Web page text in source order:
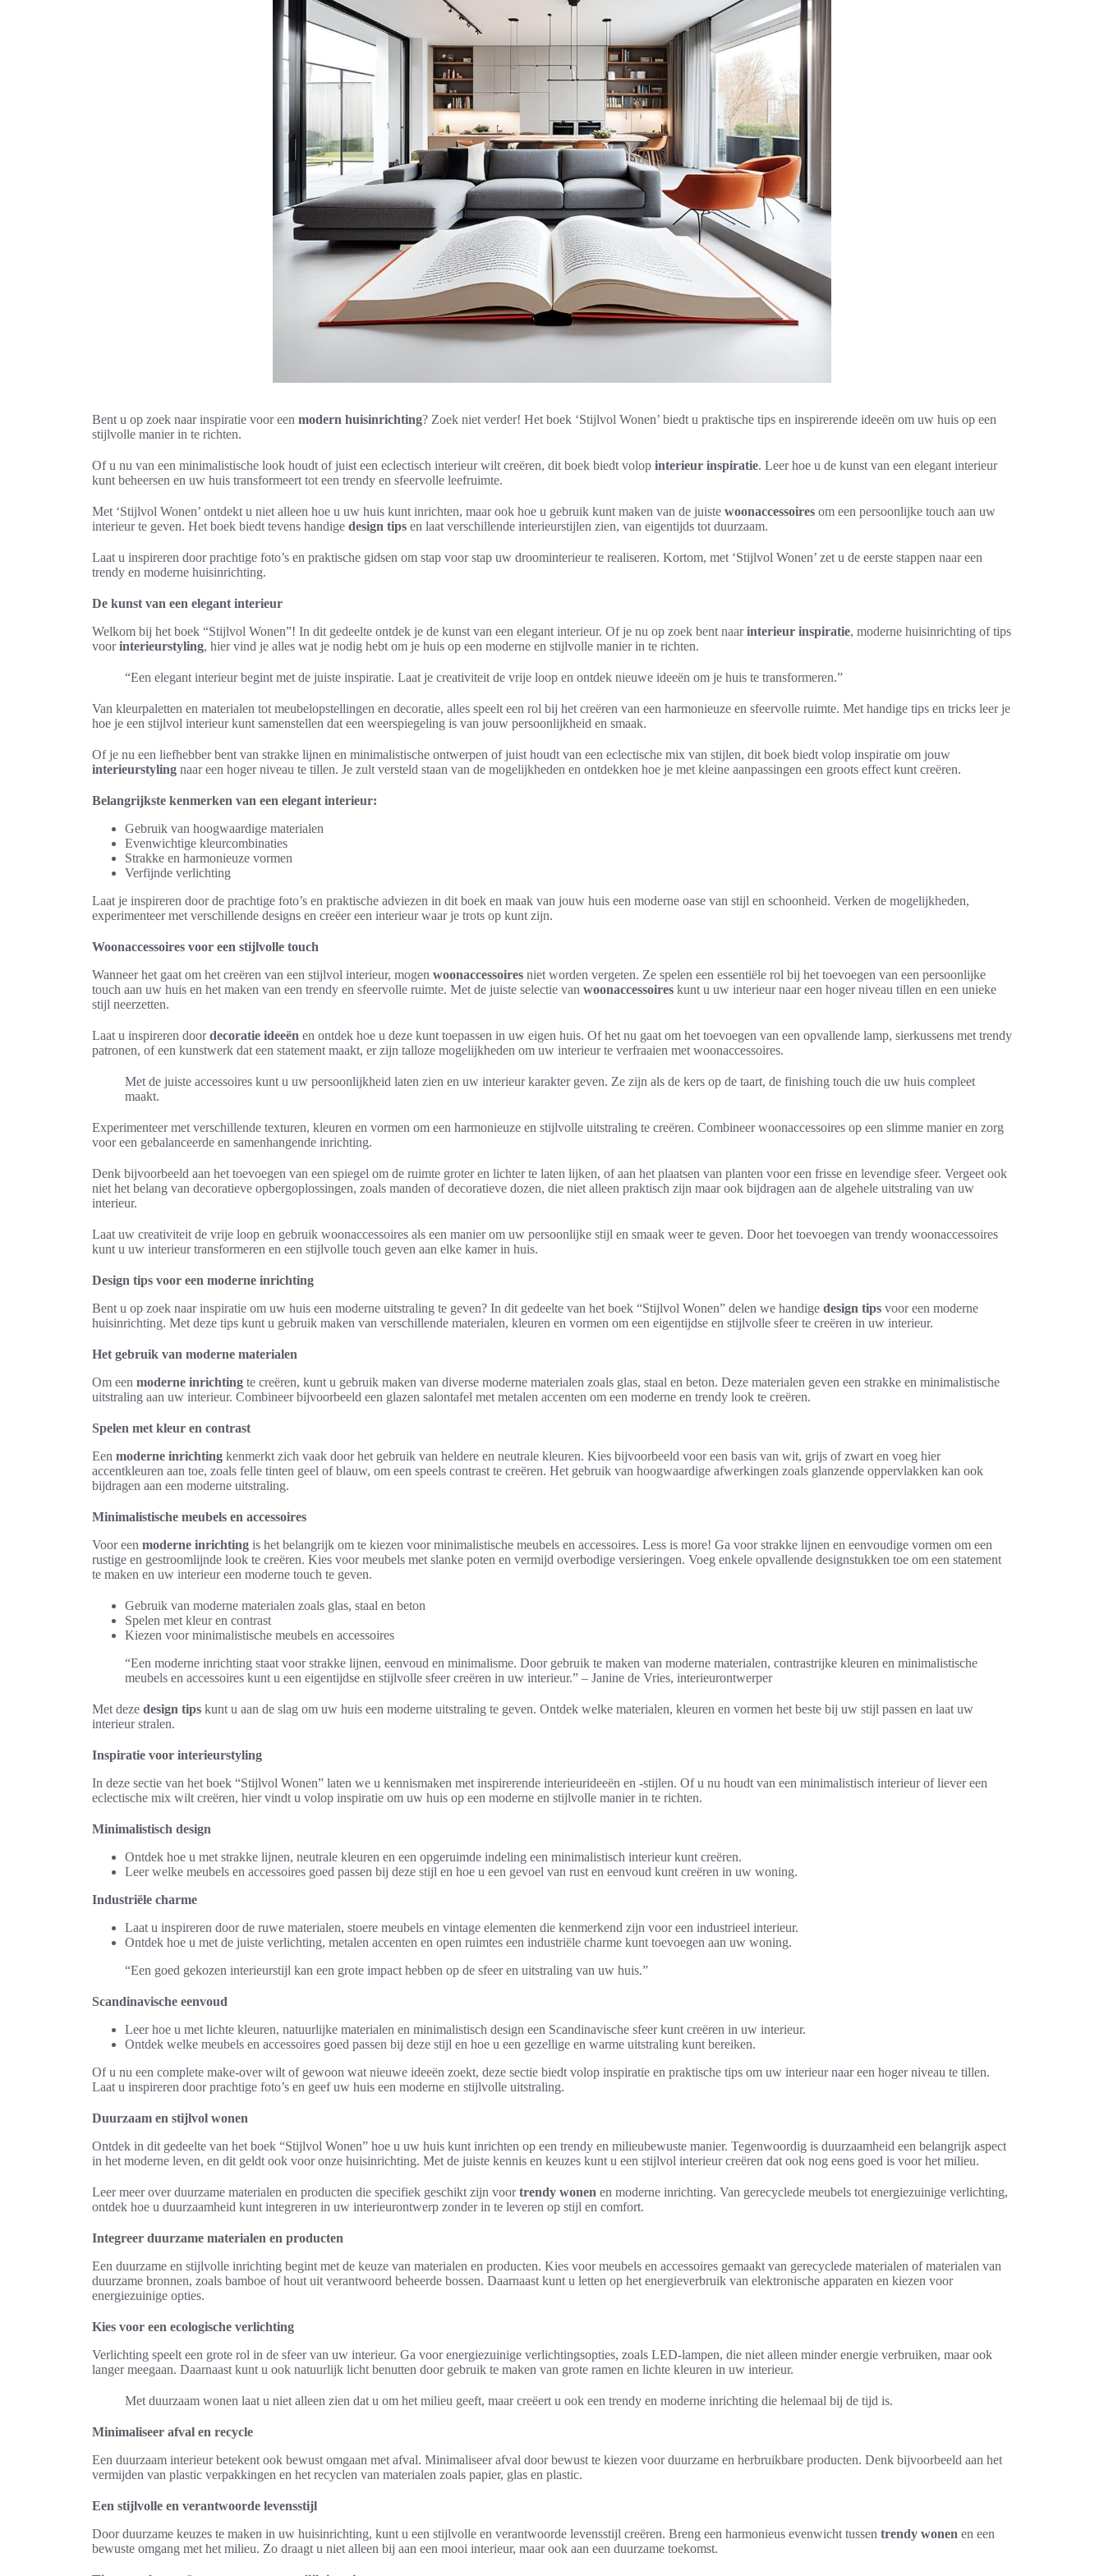
Bent u op zoek naar inspiratie voor een modern huisinrichting? Zoek niet verder! Het boek ‘Stijlvol Wonen’ biedt u praktische tips en inspirerende ideeën om uw huis op een
stijlvolle manier in te richten.
Of u nu van een minimalistische look houdt of juist een eclectisch interieur wilt creëren, dit boek biedt volop interieur inspiratie. Leer hoe u de kunst van een elegant interieur
kunt beheersen en uw huis transformeert tot een trendy en sfeervolle leefruimte.
Met ‘Stijlvol Wonen’ ontdekt u niet alleen hoe u uw huis kunt inrichten, maar ook hoe u gebruik kunt maken van de juiste woonaccessoires om een persoonlijke touch aan uw
interieur te geven. Het boek biedt tevens handige design tips en laat verschillende interieurstijlen zien, van eigentijds tot duurzaam.
Laat u inspireren door prachtige foto’s en praktische gidsen om stap voor stap uw droominterieur te realiseren. Kortom, met ‘Stijlvol Wonen’ zet u de eerste stappen naar een
trendy en moderne huisinrichting.
De kunst van een elegant interieur
Welkom bij het boek “Stijlvol Wonen”! In dit gedeelte ontdek je de kunst van een elegant interieur. Of je nu op zoek bent naarinterieur inspiratie, moderne huisinrichting of tips
voorinterieurstyling, hier vind je alles wat je nodig hebt om je huis op een moderne en stijlvolle manier in te richten.
“Een elegant interieur begint met de juiste inspiratie. Laat je creativiteit de vrije loop en ontdek nieuwe ideeën om je huis te transformeren.”
Van kleurpaletten en materialen tot meubelopstellingen en decoratie, alles speelt een rol bij het creëren van een harmonieuze en sfeervolle ruimte. Met handige tips en tricks leer je
hoe je een stijlvol interieur kunt samenstellen dat een weerspiegeling is van jouw persoonlijkheid en smaak.
Of je nu een liefhebber bent van strakke lijnen en minimalistische ontwerpen of juist houdt van een eclectische mix van stijlen, dit boek biedt volop inspiratie om jouw
interieurstyling naar een hoger niveau te tillen. Je zult versteld staan van de mogelijkheden en ontdekken hoe je met kleine aanpassingen een groots effect kunt creëren.
Belangrijkste kenmerken van een elegant interieur:
Gebruik van hoogwaardige materialen
Evenwichtige kleurcombinaties
Strakke en harmonieuze vormen
Verfijnde verlichting
Laat je inspireren door de prachtige foto’s en praktische adviezen in dit boek en maak van jouw huis een moderne oase van stijl en schoonheid. Verken de mogelijkheden,
experimenteer met verschillende designs en creëer een interieur waar je trots op kunt zijn.
Woonaccessoires voor een stijlvolle touch
Wanneer het gaat om het creëren van een stijlvol interieur, mogen woonaccessoires niet worden vergeten. Ze spelen een essentiële rol bij het toevoegen van een persoonlijke
touch aan uw huis en het maken van een trendy en sfeervolle ruimte. Met de juiste selectie van woonaccessoires kunt u uw interieur naar een hoger niveau tillen en een unieke
stijl neerzetten.
Laat u inspireren doordecoratie ideeën en ontdek hoe u deze kunt toepassen in uw eigen huis. Of het nu gaat om het toevoegen van een opvallende lamp, sierkussens met trendy
patronen, of een kunstwerk dat een statement maakt, er zijn talloze mogelijkheden om uw interieur te verfraaien met woonaccessoires.
Met de juiste accessoires kunt u uw persoonlijkheid laten zien en uw interieur karakter geven. Ze zijn als de kers op de taart, de finishing touch die uw huis compleet
maakt.
Experimenteer met verschillende texturen, kleuren en vormen om een harmonieuze en stijlvolle uitstraling te creëren. Combineer woonaccessoires op een slimme manier en zorg
voor een gebalanceerde en samenhangende inrichting.
Denk bijvoorbeeld aan het toevoegen van een spiegel om de ruimte groter en lichter te laten lijken, of aan het plaatsen van planten voor een frisse en levendige sfeer. Vergeet ook
niet het belang van decoratieve opbergoplossingen, zoals manden of decoratieve dozen, die niet alleen praktisch zijn maar ook bijdragen aan de algehele uitstraling van uw
interieur.
Laat uw creativiteit de vrije loop en gebruik woonaccessoires als een manier om uw persoonlijke stijl en smaak weer te geven. Door het toevoegen van trendy woonaccessoires
kunt u uw interieur transformeren en een stijlvolle touch geven aan elke kamer in huis.
Design tips voor een moderne inrichting
Bent u op zoek naar inspiratie om uw huis een moderne uitstraling te geven? In dit gedeelte van het boek “Stijlvol Wonen” delen we handige design tips voor een moderne
huisinrichting. Met deze tips kunt u gebruik maken van verschillende materialen, kleuren en vormen om een eigentijdse en stijlvolle sfeer te creëren in uw interieur.
Het gebruik van moderne materialen
Om een moderne inrichting te creëren, kunt u gebruik maken van diverse moderne materialen zoals glas, staal en beton. Deze materialen geven een strakke en minimalistische
uitstraling aan uw interieur. Combineer bijvoorbeeld een glazen salontafel met metalen accenten om een moderne en trendy look te creëren.
Spelen met kleur en contrast
Een moderne inrichting kenmerkt zich vaak door het gebruik van heldere en neutrale kleuren. Kies bijvoorbeeld voor een basis van wit, grijs of zwart en voeg hier
accentkleuren aan toe, zoals felle tinten geel of blauw, om een speels contrast te creëren. Het gebruik van hoogwaardige afwerkingen zoals glanzende oppervlakken kan ook
bijdragen aan een moderne uitstraling.
Minimalistische meubels en accessoires
Voor een moderne inrichting is het belangrijk om te kiezen voor minimalistische meubels en accessoires. Less is more! Ga voor strakke lijnen en eenvoudige vormen om een
rustige en gestroomlijnde look te creëren. Kies voor meubels met slanke poten en vermijd overbodige versieringen. Voeg enkele opvallende designstukken toe om een statement
te maken en uw interieur een moderne touch te geven.
Gebruik van moderne materialen zoals glas, staal en beton
Spelen met kleur en contrast
Kiezen voor minimalistische meubels en accessoires
“Een moderne inrichting staat voor strakke lijnen, eenvoud en minimalisme. Door gebruik te maken van moderne materialen, contrastrijke kleuren en minimalistische
meubels en accessoires kunt u een eigentijdse en stijlvolle sfeer creëren in uw interieur.” – Janine de Vries, interieurontwerper
Met deze design tips kunt u aan de slag om uw huis een moderne uitstraling te geven. Ontdek welke materialen, kleuren en vormen het beste bij uw stijl passen en laat uw
interieur stralen.
Inspiratie voor interieurstyling
In deze sectie van het boek “Stijlvol Wonen” laten we u kennismaken met inspirerende interieurideeën en -stijlen. Of u nu houdt van een minimalistisch interieur of liever een
eclectische mix wilt creëren, hier vindt u volop inspiratie om uw huis op een moderne en stijlvolle manier in te richten.
Minimalistisch design
Ontdek hoe u met strakke lijnen, neutrale kleuren en een opgeruimde indeling een minimalistisch interieur kunt creëren.
Leer welke meubels en accessoires goed passen bij deze stijl en hoe u een gevoel van rust en eenvoud kunt creëren in uw woning.
Industriële charme
Laat u inspireren door de ruwe materialen, stoere meubels en vintage elementen die kenmerkend zijn voor een industrieel interieur.
Ontdek hoe u met de juiste verlichting, metalen accenten en open ruimtes een industriële charme kunt toevoegen aan uw woning.
“Een goed gekozen interieurstijl kan een grote impact hebben op de sfeer en uitstraling van uw huis.”
Scandinavische eenvoud
Leer hoe u met lichte kleuren, natuurlijke materialen en minimalistisch design een Scandinavische sfeer kunt creëren in uw interieur.
Ontdek welke meubels en accessoires goed passen bij deze stijl en hoe u een gezellige en warme uitstraling kunt bereiken.
Of u nu een complete make-over wilt of gewoon wat nieuwe ideeën zoekt, deze sectie biedt volop inspiratie en praktische tips om uw interieur naar een hoger niveau te tillen.
Laat u inspireren door prachtige foto’s en geef uw huis een moderne en stijlvolle uitstraling.
Duurzaam en stijlvol wonen
Ontdek in dit gedeelte van het boek “Stijlvol Wonen” hoe u uw huis kunt inrichten op een trendy en milieubewuste manier. Tegenwoordig is duurzaamheid een belangrijk aspect
in het moderne leven, en dit geldt ook voor onze huisinrichting. Met de juiste kennis en keuzes kunt u een stijlvol interieur creëren dat ook nog eens goed is voor het milieu.
Leer meer over duurzame materialen en producten die specifiek geschikt zijn voortrendy wonen en moderne inrichting. Van gerecyclede meubels tot energiezuinige verlichting,
ontdek hoe u duurzaamheid kunt integreren in uw interieurontwerp zonder in te leveren op stijl en comfort.
Integreer duurzame materialen en producten
Een duurzame en stijlvolle inrichting begint met de keuze van materialen en producten. Kies voor meubels en accessoires gemaakt van gerecyclede materialen of materialen van
duurzame bronnen, zoals bamboe of hout uit verantwoord beheerde bossen. Daarnaast kunt u letten op het energieverbruik van elektronische apparaten en kiezen voor
energiezuinige opties.
Kies voor een ecologische verlichting
Verlichting speelt een grote rol in de sfeer van uw interieur. Ga voor energiezuinige verlichtingsopties, zoals LED-lampen, die niet alleen minder energie verbruiken, maar ook
langer meegaan. Daarnaast kunt u ook natuurlijk licht benutten door gebruik te maken van grote ramen en lichte kleuren in uw interieur.
Met duurzaam wonen laat u niet alleen zien dat u om het milieu geeft, maar creëert u ook een trendy en moderne inrichting die helemaal bij de tijd is.
Minimaliseer afval en recycle
Een duurzaam interieur betekent ook bewust omgaan met afval. Minimaliseer afval door bewust te kiezen voor duurzame en herbruikbare producten. Denk bijvoorbeeld aan het
vermijden van plastic verpakkingen en het recyclen van materialen zoals papier, glas en plastic.
Een stijlvolle en verantwoorde levensstijl
Door duurzame keuzes te maken in uw huisinrichting, kunt u een stijlvolle en verantwoorde levensstijl creëren. Breng een harmonieus evenwicht tussen trendy wonen en een
bewuste omgang met het milieu. Zo draagt u niet alleen bij aan een mooi interieur, maar ook aan een duurzame toekomst.